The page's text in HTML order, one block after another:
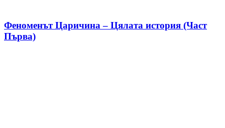
Феноменът Царичина – Цялата история (Част
Първа)